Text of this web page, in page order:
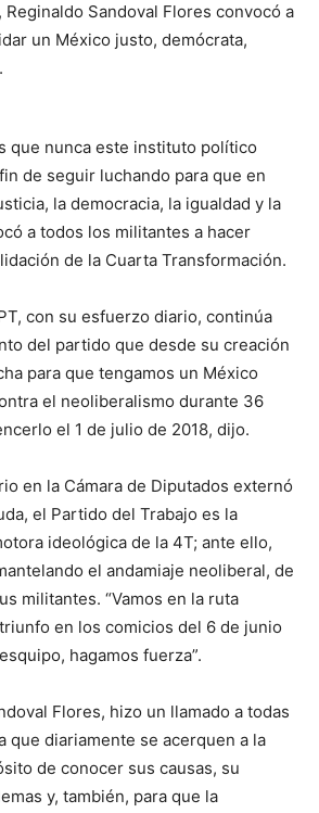
Reginaldo Sandoval Flores convocó a
un México justo, demócrata,
que nunca este instituto político
de seguir luchando para que en
la democracia, la igualdad y la
a todos los militantes a hacer
de la Cuarta Transformación.
con su esfuerzo diario, continúa
del partido que desde su creación
para que tengamos un México
el neoliberalismo durante 36
el 1 de julio de 2018, dijo.
en la Cámara de Diputados externó
el Partido del Trabajo es la
ideológica de la 4T; ante ello,
el andamiaje neoliberal, de
militantes. “Vamos en la ruta
en los comicios del 6 de junio
hagamos fuerza”.
Flores, hizo un llamado a todas
que diariamente se acerquen a la
de conocer sus causas, su
y, también, para que la